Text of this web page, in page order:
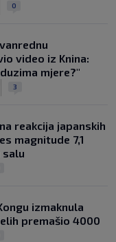
0
video iz Knina:
mjere?"
3
reakcija japanskih
magnitude 7,1
izmaknula
premašio 4000